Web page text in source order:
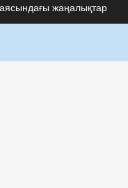
жаңалықтар